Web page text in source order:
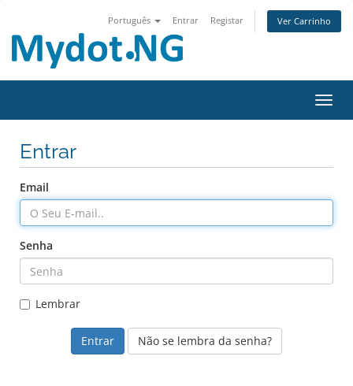
Português Entrar Registar Ver Carrinho
Entrar
Email
Senha
Lembrar
Não se lembra da senha?